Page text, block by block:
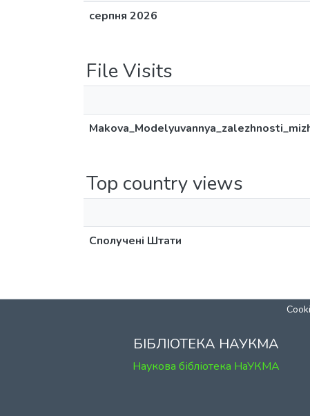
серпня 2026
File Visits
Top country views
Сполучені Штати
БІБЛІОТЕКА НАУКМА
Наукова бібліотека НаУКМА